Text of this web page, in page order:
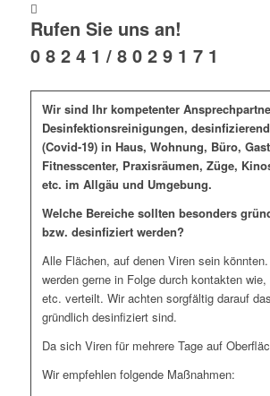
Rufen Sie uns an!
0 8 2 4 1 / 8 0 2 9 1 7 1
Wir sind Ihr kompetenter
Desinfektionsreinigungen,
(Covid-19) in Haus, Wohnung, Büro,
Fitnesscenter, Praxisräumen, Züge,
etc. im Allgäu und Umgebung.
Welche Bereiche sollten besonders
bzw. desinfiziert werden?
Alle Flächen, auf denen Viren sein
werden gerne in Folge durch kontakten
etc. verteilt. Wir achten sorgfältig darauf
gründlich desinfiziert sind.
Da sich Viren für mehrere Tage auf
Wir empfehlen folgende Maßnahmen: